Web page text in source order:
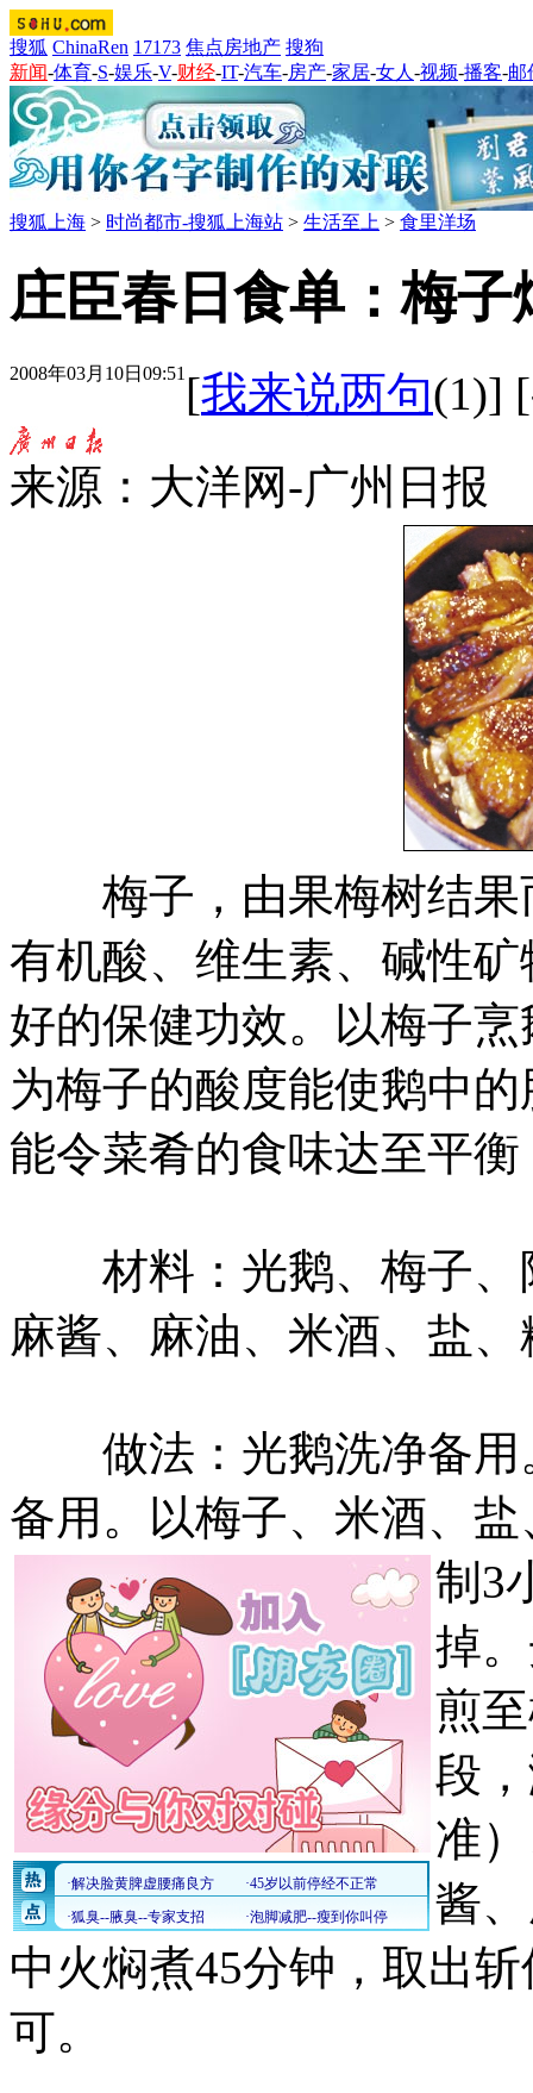
搜狐 ChinaRen 17173 焦点房地产 搜狗
新闻-体育-S-娱乐-V-财经-IT-汽车-房产-家居-女人 -视频-播客-邮
搜狐上海 > 时尚都市-搜狐上海站 > 生活至上 > 食里洋场
庄臣春日食单：梅子
2008年03月10日09:51 [我来说两句(1)]
来源：大洋网-广州日报
梅子，由果梅树结果
有机酸、维生素、碱性
好的保健功效。以梅子
为梅子的酸度能使鹅中
能令菜肴的食味达至平
材料：光鹅、梅子、
麻酱、麻油、米酒、盐
做法：光鹅洗净备用
备用。以梅子、米酒、
制3
掉
煎
段
准
酱
中火焖煮45分钟，取出
可。